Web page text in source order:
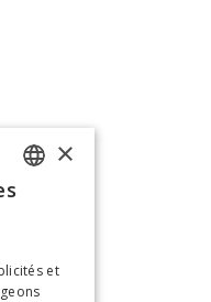
ITALIAN
×
et